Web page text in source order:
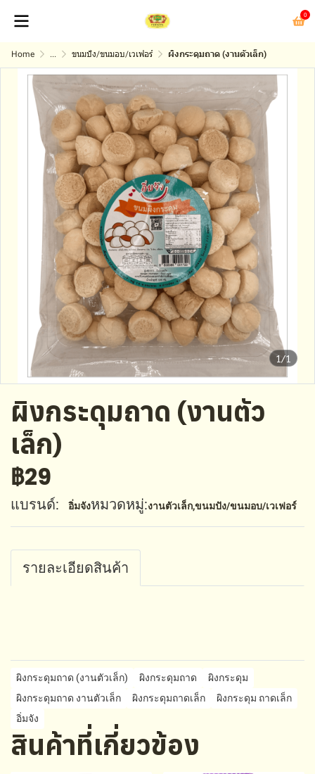
0
Home ... ขนมปัง/ขนมอบ/เวเฟอร์ ผิงกระดุมถาด (งานตัวเล็ก)
1/1
ผิงกระดุมถาด (งานตัว
เล็ก)
฿29
แบรนด์: อิ่มจังหมวดหมู่:งานตัวเล็ก,ขนมปัง/ขนมอบ/เวเฟอร์
รายละเอียดสินค้า
ผิงกระดุมถาด (งานตัวเล็ก) ผิงกระดุมถาด
ผิงกระดุม
ผิงกระดุมถาด งานตัวเล็ก
ผิงกระดุมถาดเล็ก
ผิงกระดุม ถาดเล็ก
อิ่มจัง
สินค้าที่เกี่ยวข้อง